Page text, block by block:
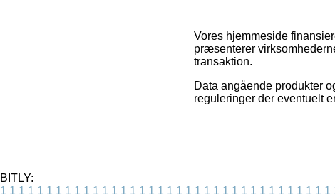
Vores hjemmeside
præsenterer
transaktion.
Data angående produkter
reguleringer der eventuelt
BITLY:
1 1 1 1 1 1 1 1 1 1 1 1 1 1 1 1 1 1 1 1 1 1 1 1 1 1 1 1 1 1 1 1 1 1 1 1